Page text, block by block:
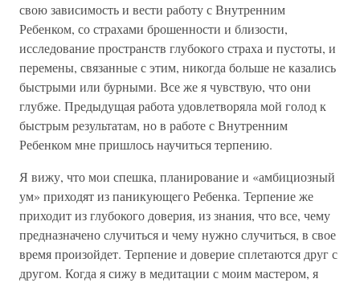
свою зависимость и вести работу с Внутренним
Ребенком, со страхами брошенности и близости,
исследование пространств глубокого страха и пустоты, и
перемены, связанные с этим, никогда больше не казались
быстрыми или бурными. Все же я чувствую, что они
глубже. Предыдущая работа удовлетворяла мой голод к
быстрым результатам, но в работе с Внутренним
Ребенком мне пришлось научиться терпению.
Я вижу, что мои спешка, планирование и «амбициозный
ум» приходят из паникующего Ребенка. Терпение же
приходит из глубокого доверия, из знания, что все, чему
предназначено случиться и чему нужно случиться, в свое
время произойдет. Терпение и доверие сплетаются друг с
другом. Когда я сижу в медитации с моим мастером, я